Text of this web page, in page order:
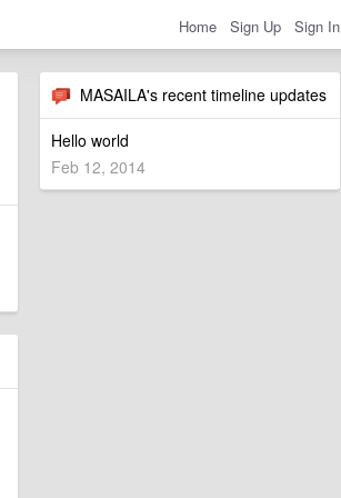
Home Sign Up Sign In
MASAILA's recent timeline updates
Hello world
Feb 12, 2014